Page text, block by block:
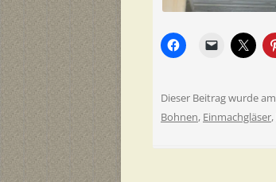
Dieser Beitrag wurde am
Bohnen, Einmachgläser,